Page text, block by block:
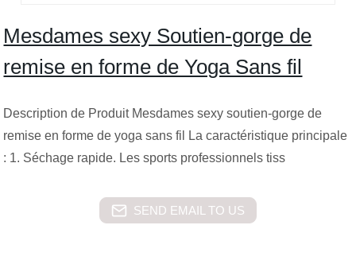
Mesdames sexy Soutien-gorge de
remise en forme de Yoga Sans fil
Description de Produit Mesdames sexy soutien-gorge de
remise en forme de yoga sans fil La caractéristique principale
: 1. Séchage rapide. Les sports professionnels tiss
SEND EMAIL TO US